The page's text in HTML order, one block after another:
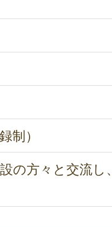
制）
の方々と交流